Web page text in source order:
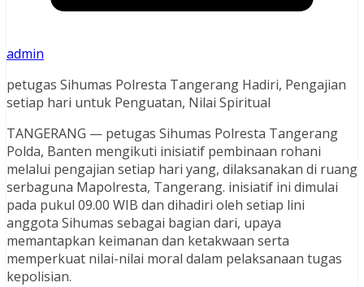
admin
petugas Sihumas Polresta Tangerang Hadiri, Pengajian
setiap hari untuk Penguatan, Nilai Spiritual
TANGERANG — petugas Sihumas Polresta Tangerang
Polda, Banten mengikuti inisiatif pembinaan rohani
melalui pengajian setiap hari yang, dilaksanakan di ruang
serbaguna Mapolresta, Tangerang. inisiatif ini dimulai
pada pukul 09.00 WIB dan dihadiri oleh setiap lini
anggota Sihumas sebagai bagian dari, upaya
memantapkan keimanan dan ketakwaan serta
memperkuat nilai-nilai moral dalam pelaksanaan tugas
kepolisian.